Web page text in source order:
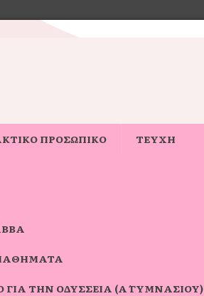
ΠΡΟΣΩΠΙΚΟ ΤΕΥΧΗ
ΜΑΘΉΜΑΤΑ
ΓΙΑ ΤΗΝ ΟΔΎΣΣΕΙΑ (Α΄ ΓΥΜΝΑΣΊΟΥ)